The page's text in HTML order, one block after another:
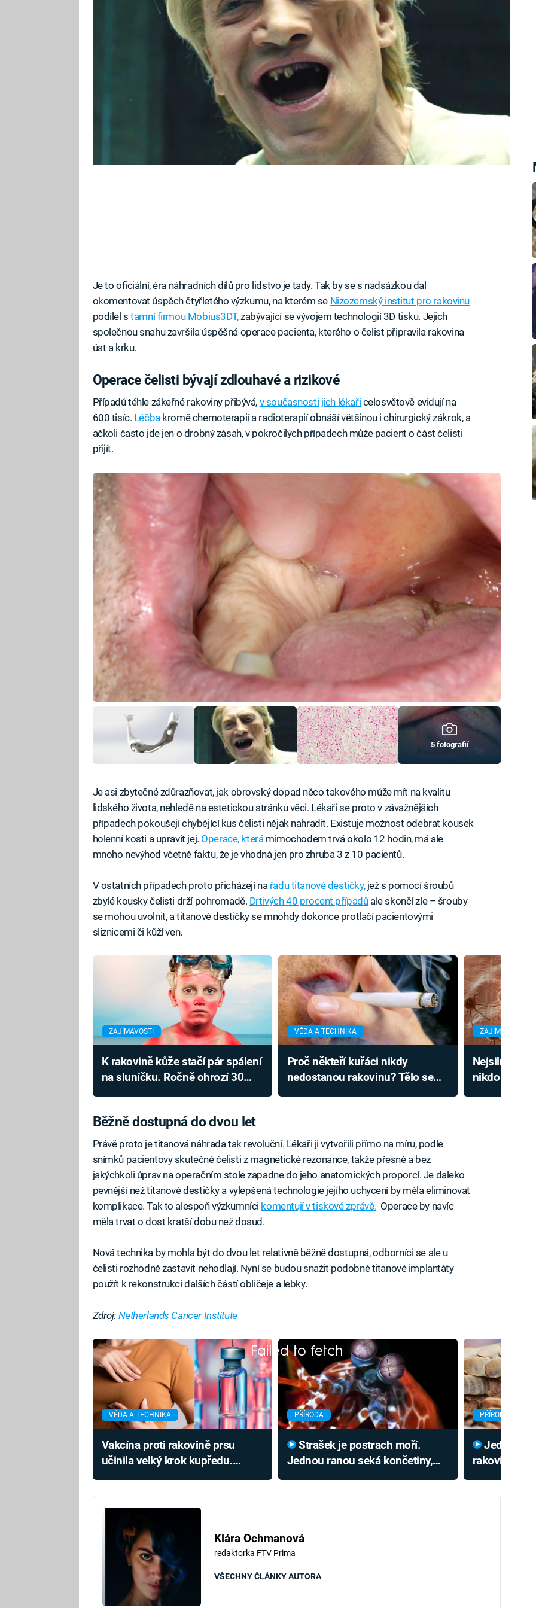
Lékařům se teď ale poprvé podařilo voperovat dokonalou titanovou
repliku původní pacientovy čelisti, což otevírá nové možnosti boje proti
kruté podobě zákeřné nemoci.
Je to oficiální, éra náhradních dílů pro lidstvo je tady. Tak by se s nadsázkou dal
okomentovat úspěch čtyřletého výzkumu, na kterém se Nizozemský institut pro rakovinu
podílel stamní firmou Mobius3DT,zabývající se vývojem technologií 3D tisku. Jejich
společnou snahu završila úspěšná operace pacienta, kterého o čelist připravila rakovina
úst a krku.
Operace čelisti bývají zdlouhavé a rizikové
Případů téhle zákeřné rakoviny přibývá, v současnosti jich lékaři celosvětově evidují na
600 tisíc. Léčbakromě chemoterapií a radioterapií obnáší většinou i chirurgický zákrok, a
ačkoli často jde jen o drobný zásah, v pokročilých případech může pacient o část čelisti
přijít.
5 fotografií
Je asi zbytečné zdůrazňovat, jak obrovský dopad něco takového může mít na kvalitu
lidského života, nehledě na estetickou stránku věci. Lékaři se proto v závažnějších
případech pokoušejí chybějící kus čelisti nějak nahradit. Existuje možnost odebrat kousek
holenní kosti a upravit jej. Operace, která mimochodem trvá okolo 12 hodin, má ale
mnoho nevýhod včetně faktu, že je vhodná jen pro zhruba 3 z 10 pacientů.
V ostatních případech proto přicházejí na řadu titanové destičky,jež s pomocí šroubů
zbylé kousky čelisti drží pohromadě. Drtivých 40 procent případůale skončí zle – šrouby
se mohou uvolnit, a titanové destičky se mnohdy dokonce protlačí pacientovými
sliznicemi či kůží ven.
ZAJÍMAVOSTI
K rakovině kůže stačí pár spálení
na sluníčku. Ročně ohrozí 30
VĚDA A TECHNIKA
Proč někteří kuřáci nikdy
nedostanou rakovinu? Tělo se
ZAJÍMAVOSTI
Nejsilnější
nikdo
Běžně dostupná do dvou let
Právě proto je titanová náhrada tak revoluční. Lékaři ji vytvořili přímo na míru, podle
snímků pacientovy skutečné čelisti z magnetické rezonance, takže přesně a bez
jakýchkoli úprav na operačním stole zapadne do jeho anatomických proporcí. Je daleko
pevnější než titanové destičky a vylepšená technologie jejího uchycení by měla eliminovat
komplikace. Tak to alespoň výzkumníci komentují v tiskové zprávě. Operace by navíc
měla trvat o dost kratší dobu než dosud.
Nová technika by mohla být do dvou let relativně běžně dostupná, odborníci se ale u
čelisti rozhodně zastavit nehodlají. Nyní se budou snažit podobné titanové implantáty
použít k rekonstrukci dalších částí obličeje a lebky.
Zdroj: Netherlands Cancer Institute
Failed to fetch
VĚDA A TECHNIKA
Vakcína proti rakovině prsu
učinila velký krok kupředu.
PŘÍRODA
Strašek je postrach moří.
Jednou ranou seká končetiny,
PŘÍRODA
Jedineční luskouni mají léčit
rakovinu.
Klára Ochmanová
redaktorka FTV Prima
VŠECHNY ČLÁNKY AUTORA